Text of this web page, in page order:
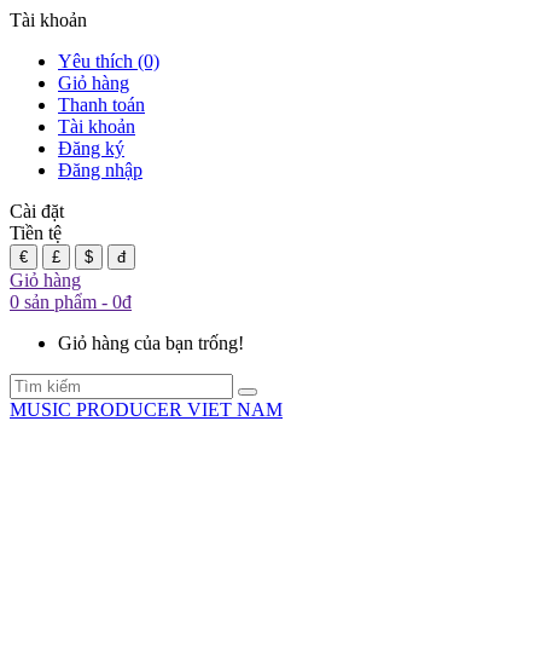
Tài khoản
Yêu thích (0)
Giỏ hàng
Thanh toán
Tài khoản
Đăng ký
Đăng nhập
Cài đặt
Tiền tệ
€ £ $ đ
Giỏ hàng
0 sản phẩm - 0đ
Giỏ hàng của bạn trống!
MUSIC PRODUCER VIET NAM